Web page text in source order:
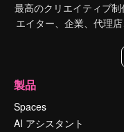
最高のクリエイティブ
エイター、企業、代理
製品
Spaces
AI アシスタント